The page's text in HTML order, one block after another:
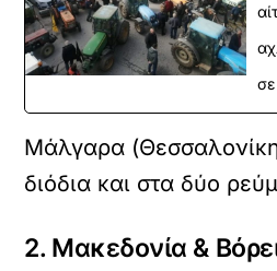
Μάλγαρα
διόδια και στα δύο
2. Μακεδονία &